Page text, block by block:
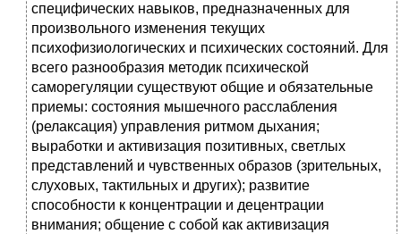
специфических навыков, предназначенных для
произвольного изменения текущих
психофизиологических и психических состояний. Для
всего разнообразия методик психической
саморегуляции существуют общие и обязательные
приемы: состояния мышечного расслабления
(релаксация) управления ритмом дыхания;
выработки и активизация позитивных, светлых
представлений и чувственных образов (зрительных,
слуховых, тактильных и других); развитие
способности к концентрации и децентрации
внимания; общение с собой как активизация